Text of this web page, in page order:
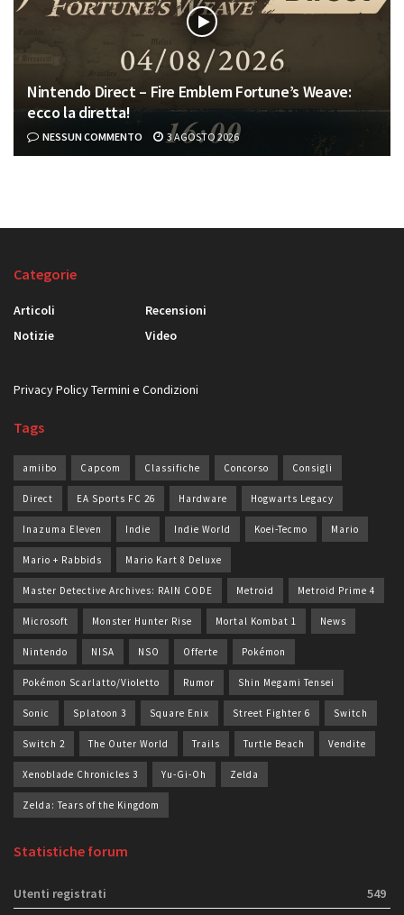
Nintendo Direct – Fire Emblem Fortune’s Weave:
ecco la diretta!
NESSUN COMMENTO 3 AGOSTO 2026
Categorie
Articoli
Notizie
Recensioni
Video
Privacy PolicyTermini e Condizioni
Tags
amiibo Capcom Classifiche Concorso Consigli
Direct EA Sports FC 26 Hardware Hogwarts Legacy
Inazuma Eleven Indie Indie World Koei-Tecmo Mario
Mario + Rabbids Mario Kart 8 Deluxe
Master Detective Archives: RAIN CODE Metroid Metroid Prime 4
Microsoft Monster Hunter Rise Mortal Kombat 1 News
Nintendo NISA NSO Offerte Pokémon
Pokémon Scarlatto/Violetto Rumor Shin Megami Tensei
Sonic Splatoon 3 Square Enix Street Fighter 6 Switch
Switch 2 The Outer World Trails Turtle Beach Vendite
Xenoblade Chronicles 3 Yu-Gi-Oh Zelda
Zelda: Tears of the Kingdom
Statistiche forum
Utenti registrati 549